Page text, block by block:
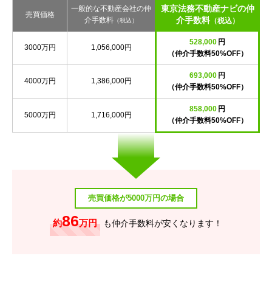
売買価格
一般的な不動産会社の仲
介手数料 （税込）
東京法務不動産ナビの仲
介手数料（税込）
3000万円 1,056,000円
528,000 円
（仲介手数料50%OFF）
4000万円 1,386,000円
693,000 円
（仲介手数料50%OFF）
5000万円 1,716,000円
858,000 円
（仲介手数料50%OFF）
売買価格が5000万円の場合
約86万円 も仲介手数料が安くなります！